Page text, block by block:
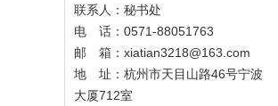
联系人：秘书处
电 话：0571-88051763
邮 箱：xiatian3218@163.com
地 址：杭州市天目山路46号宁波
大厦712室